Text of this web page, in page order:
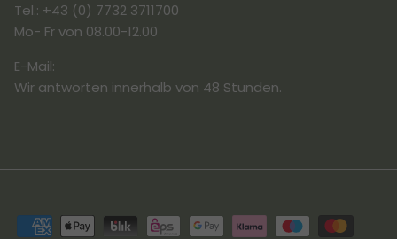
Tel.: +43 (0) 7732 3711700
Mo- Fr von 08.00-12.00
E-Mail:
Wir antworten innerhalb von 48 Stunden.